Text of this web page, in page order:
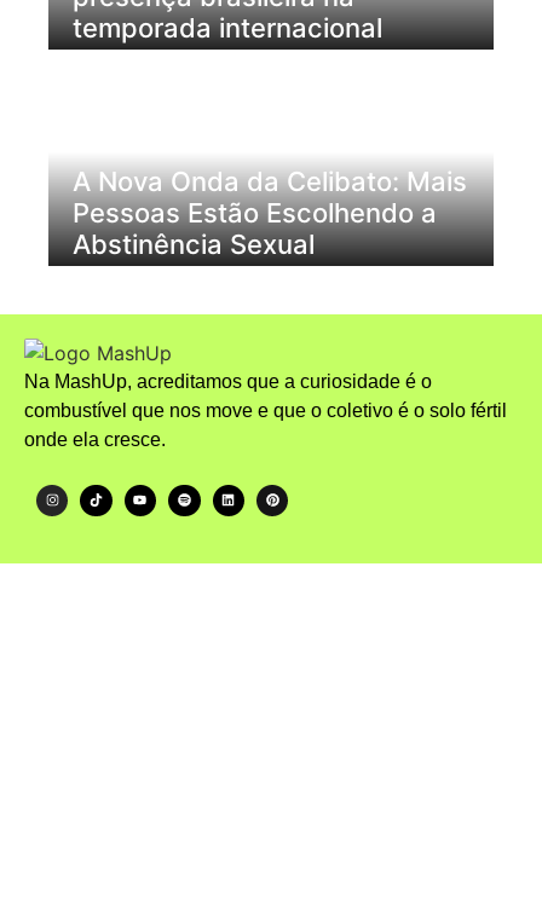
temporada internacional
A Nova Onda da Celibato: Mais
Pessoas Estão Escolhendo a
Abstinência Sexual
Na MashUp, acreditamos que a curiosidade é o
combustível que nos move e que o coletivo é o solo fértil
onde ela cresce.